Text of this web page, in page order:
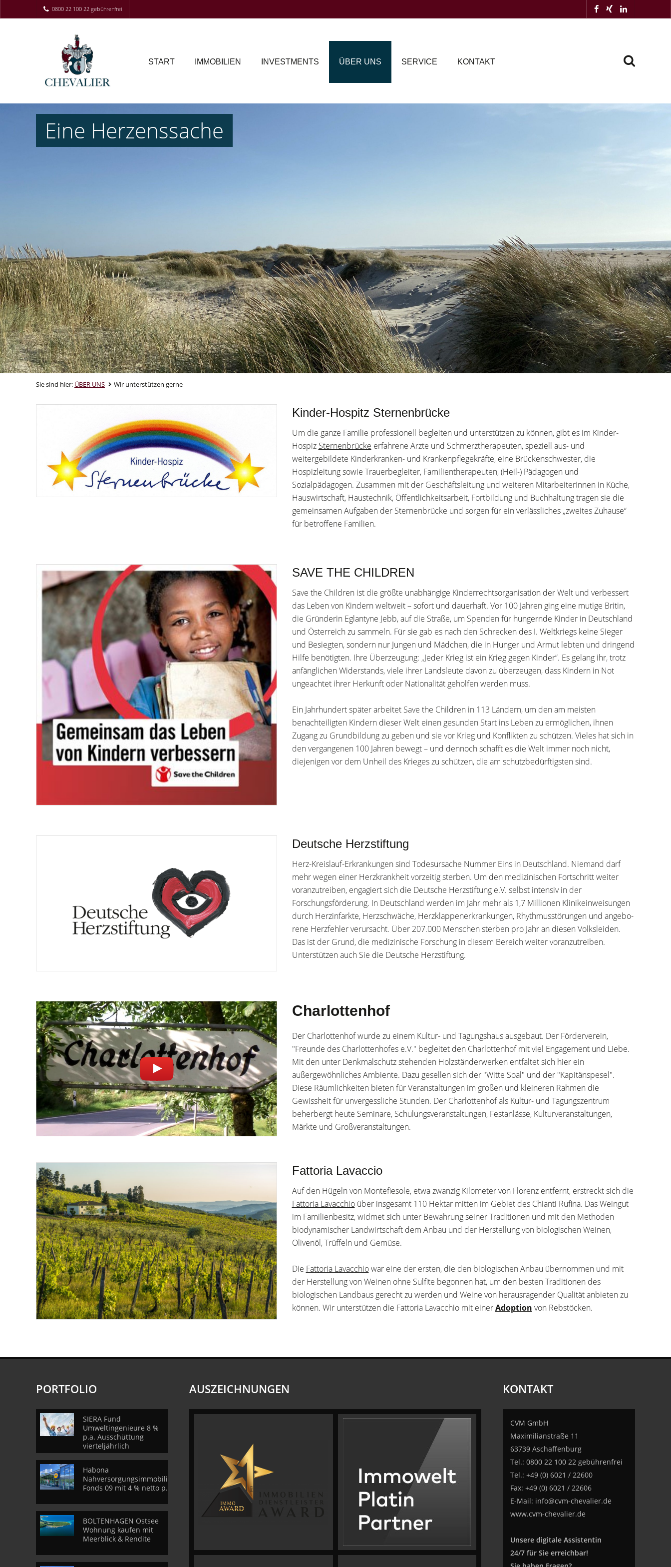
0800 22 100 22 gebührenfrei
START IMMOBILIEN INVESTMENTS ÜBER UNS SERVICE KONTAKT
Eine Herzenssache
Sie sind hier: ÜBER UNS Wir unterstützen gerne
Kinder-Hospitz Sternenbrücke
Um die ganze Familie professionell begleiten und unterstützen zu können, gibt es im Kinder-
Hospiz Sternenbrücke erfahrene Ärzte und Schmerztherapeuten, speziell aus- und
weitergebildete Kinderkranken- und Krankenpflegekräfte, eine Brückenschwester, die
Hospizleitung sowie Trauerbegleiter, Familientherapeuten, (Heil-) Pädagogen und
Sozialpädagogen. Zusammen mit der Geschäftsleitung und weiteren MitarbeiterInnen in Küche,
Hauswirtschaft, Haustechnik, Öffentlichkeitsarbeit, Fortbildung und Buchhaltung tragen sie die
gemeinsamen Aufgaben der Sternenbrücke und sorgen für ein verlässliches „zweites Zuhause“
für betroffene Familien.
SAVE THE CHILDREN
Save the Children ist die größte unabhängige Kinderrechtsorganisation der Welt und verbessert
das Leben von Kindern weltweit – sofort und dauerhaft. Vor 100 Jahren ging eine mutige Britin,
die Gründerin Eglantyne Jebb, auf die Straße, um Spenden für hungernde Kinder in Deutschland
und Österreich zu sammeln. Für sie gab es nach den Schrecken des I. Weltkriegs keine Sieger
und Besiegten, sondern nur Jungen und Mädchen, die in Hunger und Armut lebten und dringend
Hilfe benötigten. Ihre Überzeugung: „Jeder Krieg ist ein Krieg gegen Kinder“. Es gelang ihr, trotz
anfänglichen Widerstands, viele ihrer Landsleute davon zu überzeugen, dass Kindern in Not
ungeachtet ihrer Herkunft oder Nationalität geholfen werden muss.
Ein Jahrhundert später arbeitet Save the Children in 113 Ländern, um den am meisten
benachteiligten Kindern dieser Welt einen gesunden Start ins Leben zu ermöglichen, ihnen
Zugang zu Grundbildung zu geben und sie vor Krieg und Konflikten zu schützen. Vieles hat sich in
den vergangenen 100 Jahren bewegt – und dennoch schafft es die Welt immer noch nicht,
diejenigen vor dem Unheil des Krieges zu schützen, die am schutzbedürftigsten sind.
Deutsche Herzstiftung
Herz-Kreislauf-Erkrankungen sind Todesursache Nummer Eins in Deutschland. Niemand darf
mehr wegen einer Herzkrankheit vorzeitig sterben. Um den medizinischen Fortschritt weiter
voranzutreiben, engagiert sich die Deutsche Herzstiftung e.V. selbst intensiv in der
Forschungsförderung. In Deutschland werden im Jahr mehr als 1,7 Millionen Klinikeinweisungen
durch Herzinfarkte, Herzschwäche, Herzklappenerkrankungen, Rhythmusstörungen und ange­bo­
rene Herzfehler verursacht. Über 207.000 Menschen sterben pro Jahr an diesen Volks­leiden.
Das ist der Grund, die medizinische Forschung in diesem Bereich weiter voranzutreiben.
Unterstützen auch Sie die Deutsche Herzstiftung.
Charlottenhof
Der Charlottenhof wurde zu einem Kultur- und Tagungshaus ausgebaut. Der Förderverein,
"Freunde des Charlottenhofes e.V." begleitet den Charlottenhof mit viel Engagement und Liebe.
Mit den unter Denkmalschutz stehenden Holzständerwerken entfaltet sich hier ein
außergewöhnliches Ambiente. Dazu gesellen sich der "Witte Soal" und der "Kapitänspesel".
Diese Räumlichkeiten bieten für Veranstaltungen im großen und kleineren Rahmen die
Gewissheit für unvergessliche Stunden. Der Charlottenhof als Kultur- und Tagungszentrum
beherbergt heute Seminare, Schulungsveranstaltungen, Festanlässe, Kulturveranstaltungen,
Märkte und Großveranstaltungen.
Fattoria Lavaccio
Auf den Hügeln von Montefiesole, etwa zwanzig Kilometer von Florenz entfernt, erstreckt sich die
Fattoria Lavacchioüber insgesamt 110 Hektar mitten im Gebiet des Chianti Rufina. Das Weingut
im Familienbesitz, widmet sich unter Bewahrung seiner Traditionen und mit den Methoden
biodynamischer Landwirtschaft dem Anbau und der Herstellung von biologischen Weinen,
Olivenöl, Trüffeln und Gemüse.
Die Fattoria Lavacchiowar eine der ersten, die den biologischen Anbau übernommen und mit
der Herstellung von Weinen ohne Sulfite begonnen hat, um den besten Traditionen des
biologischen Landbaus gerecht zu werden und Weine von herausragender Qualität anbieten zu
können. Wir unterstützen die Fattoria Lavacchio mit einerAdoption von Rebstöcken.
PORTFOLIO
SIERA Fund
Umweltingenieure 8 %
p.a. Ausschüttung
vierteljährlich
Habona
Nahversorgungsimmobilien
Fonds 09 mit 4 % netto p.a.
BOLTENHAGEN Ostsee
Wohnung kaufen mit
Meerblick & Rendite
AUSZEICHNUNGEN KONTAKT
CVM GmbH
Maximilianstraße 11
63739 Aschaffenburg
Tel.: 0800 22 100 22 gebührenfrei
Tel.: +49 (0) 6021 / 22600
Fax: +49 (0) 6021 / 22606
E-Mail: info@cvm-chevalier.de
www.cvm-chevalier.de
Unsere digitale Assistentin
24/7 für Sie erreichbar!